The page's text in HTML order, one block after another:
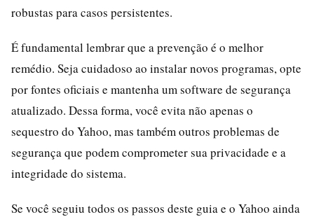
robustas para casos persistentes.
É fundamental lembrar que a prevenção é o melhor
remédio. Seja cuidadoso ao instalar novos programas, opte
por fontes oficiais e mantenha um software de segurança
atualizado. Dessa forma, você evita não apenas o
sequestro do Yahoo, mas também outros problemas de
segurança que podem comprometer sua privacidade e a
integridade do sistema.
Se você seguiu todos os passos deste guia e o Yahoo ainda